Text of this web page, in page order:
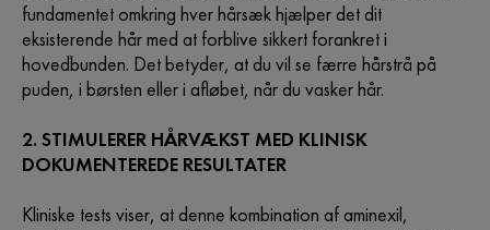
fundamentet omkring hver hårsæk hjælper det dit
eksisterende hår med at forblive sikkert forankret i
hovedbunden. Det betyder, at du vil se færre hårstrå på
puden, i børsten eller i afløbet, når du vasker hår.
2. STIMULERER HÅRVÆKST MED KLINISK
DOKUMENTEREDE RESULTATER
Kliniske tests viser, at denne kombination af aminexil,